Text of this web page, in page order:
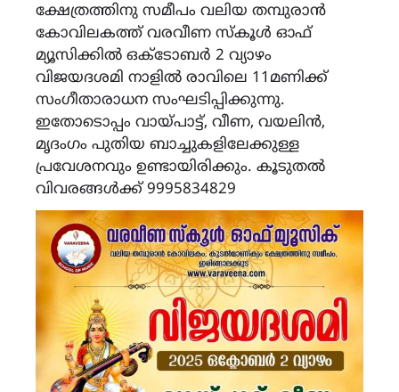
ക്ഷേത്രത്തിനു സമീപം വലിയ തമ്പുരാൻ
കോവിലകത്ത് വരവീണ സ്‌കൂൾ ഓഫ്
മ്യൂസിക്കിൽ ഒക്ടോബർ 2 വ്യാഴം
വിജയദശമി നാളിൽ രാവിലെ 11മണിക്ക്
സംഗീതാരാധന സംഘടിപ്പിക്കുന്നു.
ഇതോടൊപ്പം വായ്പാട്ട്, വീണ, വയലിൻ,
മൃദംഗം പുതിയ ബാച്ചുകളിലേക്കുള്ള
പ്രവേശനവും ഉണ്ടായിരിക്കും. കൂടുതൽ
വിവരങ്ങൾക്ക് 9995834829